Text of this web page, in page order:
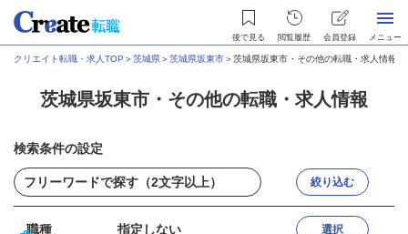
後で見る 閲覧履歴 会員登録 メニュー
クリエイト転職・求人TOP ＞茨城県＞茨城県坂東市＞茨城県坂東市・その他の転職・求人情報
茨城県坂東市・その他の転職・求人情報
検索条件の設定
絞り込む
職種 指定しない 選択